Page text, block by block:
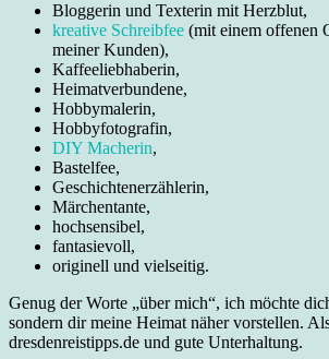
Bloggerin und Texterin mit Herzblut,
kreative Schreibfee (mit einem offenen
meiner Kunden),
Kaffeeliebhaberin,
Heimatverbundene,
Hobbymalerin,
Hobbyfotografin,
DIY Macherin,
Bastelfee,
Geschichtenerzählerin,
Märchentante,
hochsensibel,
fantasievoll,
originell und vielseitig.
Genug der Worte „über mich“, ich möchte
sondern dir meine Heimat näher vorstellen.
dresdenreistipps.de und gute Unterhaltung.